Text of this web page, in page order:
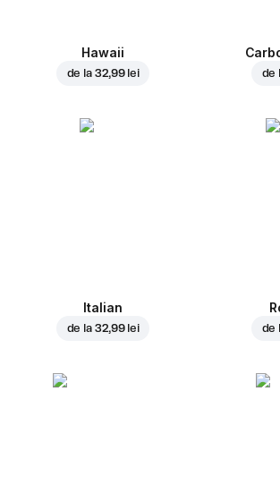
Hawaii
de la 32,99 lei de
Italian
de la 32,99 lei de